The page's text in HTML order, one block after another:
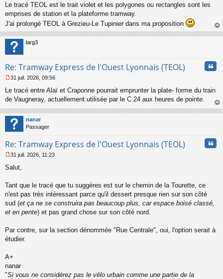
e
n
o
l
u
Le tracé TEOL est le trait violet et les polygones ou rectangles sont les
emprises de station et la plateforme tramway.
J'ai prolongé TEOL à Grezieu-Le Tupinier dans ma proposition
au
larg3
Re: Tramway Express de l'Ouest Lyonnais (TEOL)
e
s
a
g
e
o
l
u
31 juil. 2026, 09:56
Le tracé entre Alaï et Craponne pourrait emprunter la plate- forme du train
de Vaugneray, actuellement utilisée par le C 24 aux heures de pointe.
au
nanar
Passager
Re: Tramway Express de l'Ouest Lyonnais (TEOL)
e
s
g
e
n
n
u
31 juil. 2026, 11:23
Salut,
Tant que le tracé que tu suggères est sur le chemin de la Tourette, ce
n'est pas très intéressant parce qu'il dessert presque rien sur son côté
sud (et ça ne se construira pas beaucoup plus, car espace boisé classé,
et en pente) et pas grand chose sur son côté nord.
Par contre, sur la section dénommée "Rue Centrale", oui, l'option serait à
étudier.
A+
nanar
"Si vous ne considérez pas le vélo urbain comme une partie de la